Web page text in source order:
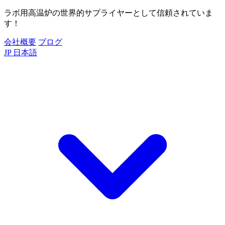
ラボ用高温炉の世界的サプライヤーとして信頼されていま
す！
会社概要 ブログ
JP 日本語